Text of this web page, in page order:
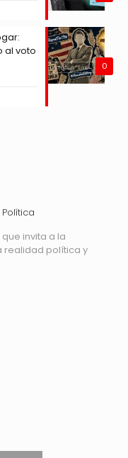
0
al voto
invita a la
realidad política y